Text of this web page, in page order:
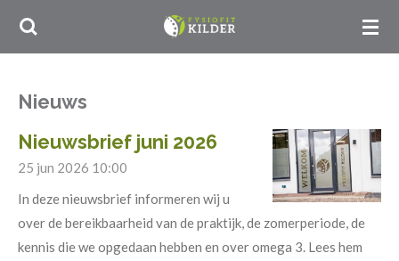
Ga
deNieuws
Nieuwsbrief juni 2026
25 jun 2026 10:00
In deze nieuwsbrief informeren wij u
over de bereikbaarheid van de praktijk, de zomerperiode, de
kennis die we opgedaan hebben en over omega 3. Lees hem